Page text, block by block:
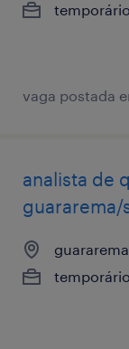
temporário
vaga postada
analista de
guararema/
temporário